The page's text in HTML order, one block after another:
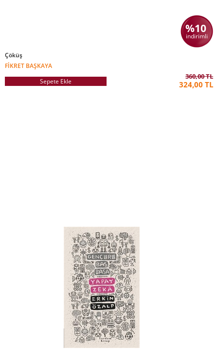
%10
indirimli
Çöküş
FIKRET BAŞKAYA
Sepete Ekle
360,00 TL
324,00 TL